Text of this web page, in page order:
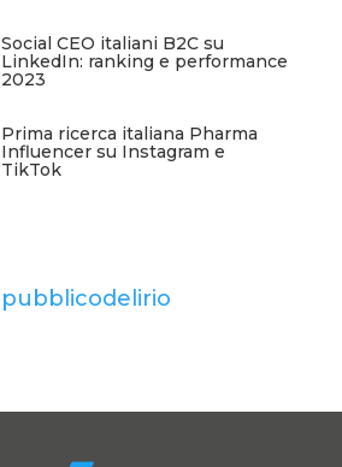
Social CEO italiani B2C su
LinkedIn: ranking e performance
2023
Prima ricerca italiana Pharma
Influencer su Instagram e
TikTok